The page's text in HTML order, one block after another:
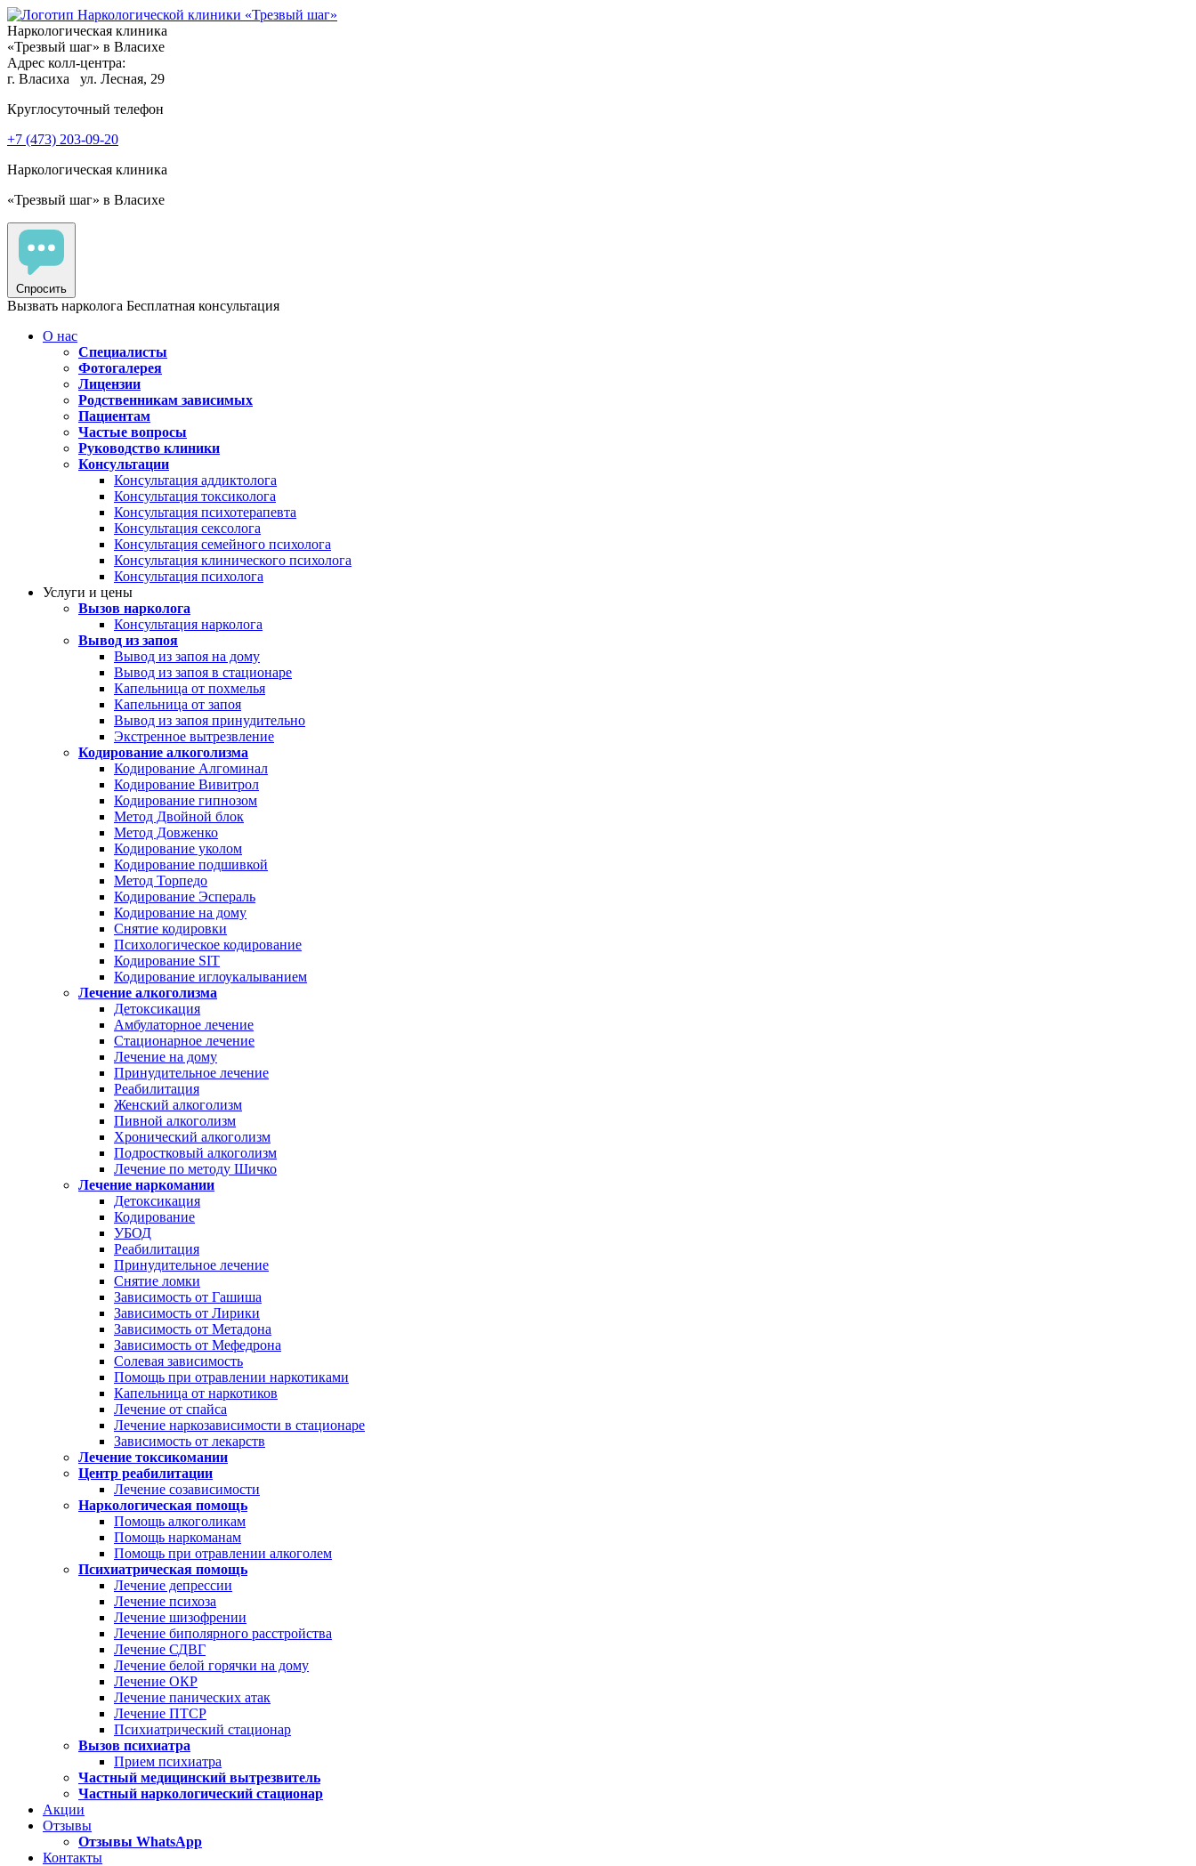
Наркологическая клиника
«Трезвый шаг» в Власихе
Адрес колл-центра:
г. Власиха
ул. Лесная, 29
Круглосуточный телефон
+7 (473) 203-09-20
Наркологическая клиника
«Трезвый шаг» в Власихе
Спросить
Вызвать нарколога Бесплатная консультация
О нас
Специалисты
Фотогалерея
Лицензии
Родственникам зависимых
Пациентам
Частые вопросы
Руководство клиники
Консультации
Консультация аддиктолога
Консультация токсиколога
Консультация психотерапевта
Консультация сексолога
Консультация семейного психолога
Консультация клинического психолога
Консультация психолога
Услуги и цены
Вызов нарколога
Консультация нарколога
Вывод из запоя
Вывод из запоя на дому
Вывод из запоя в стационаре
Капельница от похмелья
Капельница от запоя
Вывод из запоя принудительно
Экстренное вытрезвление
Кодирование алкоголизма
Кодирование Алгоминал
Кодирование Вивитрол
Кодирование гипнозом
Метод Двойной блок
Метод Довженко
Кодирование уколом
Кодирование подшивкой
Метод Торпедо
Кодирование Эспераль
Кодирование на дому
Снятие кодировки
Психологическое кодирование
Кодирование SIT
Кодирование иглоукалыванием
Лечение алкоголизма
Детоксикация
Амбулаторное лечение
Стационарное лечение
Лечение на дому
Принудительное лечение
Реабилитация
Женский алкоголизм
Пивной алкоголизм
Хронический алкоголизм
Подростковый алкоголизм
Лечение по методу Шичко
Лечение наркомании
Детоксикация
Кодирование
УБОД
Реабилитация
Принудительное лечение
Снятие ломки
Зависимость от Гашиша
Зависимость от Лирики
Зависимость от Метадона
Зависимость от Мефедрона
Солевая зависимость
Помощь при отравлении наркотиками
Капельница от наркотиков
Лечение от спайса
Лечение наркозависимости в стационаре
Зависимость от лекарств
Лечение токсикомании
Центр реабилитации
Лечение созависимости
Наркологическая помощь
Помощь алкоголикам
Помощь наркоманам
Помощь при отравлении алкоголем
Психиатрическая помощь
Лечение депрессии
Лечение психоза
Лечение шизофрении
Лечение биполярного расстройства
Лечение СДВГ
Лечение белой горячки на дому
Лечение ОКР
Лечение панических атак
Лечение ПТСР
Психиатрический стационар
Вызов психиатра
Прием психиатра
Частный медицинский вытрезвитель
Частный наркологический стационар
Акции
Отзывы
Отзывы WhatsApp
Контакты